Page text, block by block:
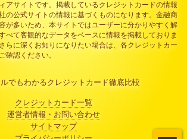
アサイトです。掲載しているクレジットカードの情報
の公式サイトの情報に基づくものになります。金融商
が多いため、本サイトではユーザーに分かりやすく解
べて客観的なデータをベースに情報を掲載しておりま
らに深くお知りになりたい場合は、各クレジットカー
確認ください。
でもわかるクレジットカード徹底比較
クレジットカード一覧
運営者情報・お問い合わせ
サイトマップ